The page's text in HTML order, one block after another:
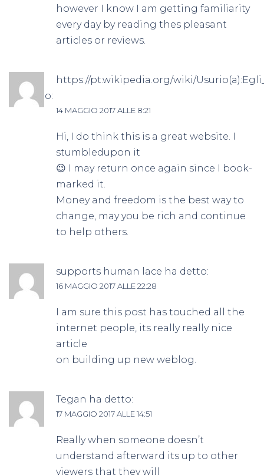
however I know I am getting familiarity
every day by reading thes pleasant
articles or reviews.
https://pt.wikipedia.org/wiki/
ha detto:
14 MAGGIO 2017 ALLE 8:21
Hi, I do think this is a great website. I
stumbledupon it
😉 I may return once again since I book-
marked it.
Money and freedom is the best way to
change, may you be rich and continue
to help others.
supports human lace ha detto:
16 MAGGIO 2017 ALLE 22:28
I am sure this post has touched all the
internet people, its really really nice
article
on building up new weblog.
Tegan ha detto:
17 MAGGIO 2017 ALLE 14:51
Really when someone doesn’t
understand afterward its up to other
viewers that they will